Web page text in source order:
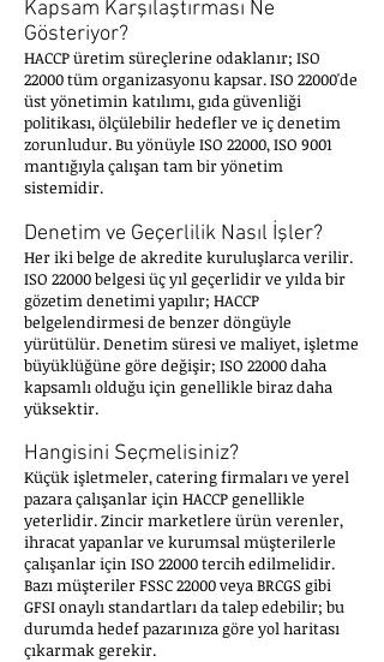
Kapsam Karşılaştırması Ne
Gösteriyor?
HACCP üretim süreçlerine odaklanır; ISO
22000 tüm organizasyonu kapsar. ISO 22000'de
üst yönetimin katılımı, gıda güvenliği
politikası, ölçülebilir hedefler ve iç denetim
zorunludur. Bu yönüyle ISO 22000, ISO 9001
mantığıyla çalışan tam bir yönetim
sistemidir.
Denetim ve Geçerlilik Nasıl İşler?
Her iki belge de akredite kuruluşlarca verilir.
ISO 22000 belgesi üç yıl geçerlidir ve yılda bir
gözetim denetimi yapılır; HACCP
belgelendirmesi de benzer döngüyle
yürütülür. Denetim süresi ve maliyet, işletme
büyüklüğüne göre değişir; ISO 22000 daha
kapsamlı olduğu için genellikle biraz daha
yüksektir.
Hangisini Seçmelisiniz?
Küçük işletmeler, catering firmaları ve yerel
pazara çalışanlar için HACCP genellikle
yeterlidir. Zincir marketlere ürün verenler,
ihracat yapanlar ve kurumsal müşterilerle
çalışanlar için ISO 22000 tercih edilmelidir.
Bazı müşteriler FSSC 22000 veya BRCGS gibi
GFSI onaylı standartları da talep edebilir; bu
durumda hedef pazarınıza göre yol haritası
çıkarmak gerekir.